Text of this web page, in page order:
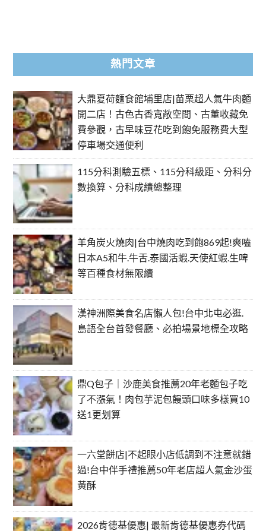
熱門文章
大鼎夏荷麵食館埔里店|苗栗超人氣牛肉麵
開二店！古色古香寬敞空間、古董收藏免
費參觀，古早味豆花吃到飽免服務費大型
停車場交通便利
115分科測驗五標、115分科級距、分科分
數換算、分科成績總整理
羊角炭火燒肉|台中燒肉吃到飽869起!爽嗑
日本A5和牛.牛舌.泰國活蝦.天使紅蝦.生啤
等百種食材無限續
漢神洲際美食名店懶人包!台中北屯必逛.
島語全台首發餐廳、必拍場景地標全攻略
鼎Q包子｜沙鹿美食推薦20年老麵包子吃
了不漲氣！肉包芋泥包饅頭口味多樣買10
送1更划算
一六堂餅店|不起眼小店低調到不注意就錯
過!台中伴手禮推薦50年老店超人氣金沙蛋
黃酥
2026肯德基優惠| 最新肯德基優惠券代碼